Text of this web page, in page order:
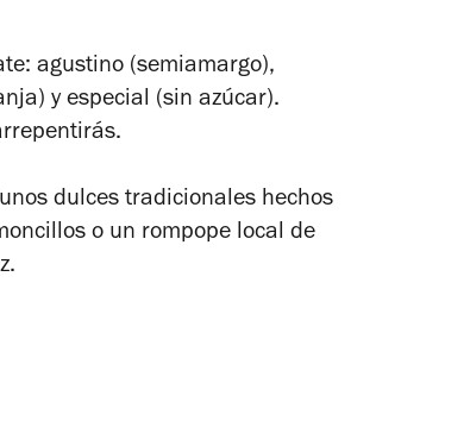
agustino (semiamargo),
y especial (sin azúcar).
dulces tradicionales hechos
o un rompope local de